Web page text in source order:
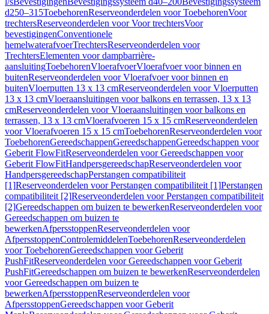
d250–315ToebehorenReserveonderdelen voor ToebehorenVoor
trechtersReserveonderdelen voor Voor trechtersVoor
bevestigingenConventionele
hemelwaterafvoerTrechtersReserveonderdelen voor
TrechtersElementen voor dampbarrière-
aansluitingToebehorenVloerafvoerVloerafvoer voor binnen en
buitenReserveonderdelen voor Vloerafvoer voor binnen en
buitenVloerputten 13 x 13 cmReserveonderdelen voor Vloerputten
13 x 13 cmVloeraansluitingen voor balkons en terrassen, 13 x 13
cmReserveonderdelen voor Vloeraansluitingen voor balkons en
terrassen, 13 x 13 cmVloerafvoeren 15 x 15 cmReserveonderdelen
voor Vloerafvoeren 15 x 15 cmToebehorenReserveonderdelen voor
ToebehorenGereedschappenGereedschappenGereedschappen voor
Geberit FlowFitReserveonderdelen voor Gereedschappen voor
Geberit FlowFitHandpersgereedschapReserveonderdelen voor
HandpersgereedschapPerstangen compatibiliteit
[1]Reserveonderdelen voor Perstangen compatibiliteit [1]Perstangen
compatibiliteit [2]Reserveonderdelen voor Perstangen compatibiliteit
[2]Gereedschappen om buizen te bewerkenReserveonderdelen voor
Gereedschappen om buizen te
bewerkenAfpersstoppenReserveonderdelen voor
AfpersstoppenControlemiddelenToebehorenReserveonderdelen
voor ToebehorenGereedschappen voor Geberit
PushFitReserveonderdelen voor Gereedschappen voor Geberit
PushFitGereedschappen om buizen te bewerkenReserveonderdelen
voor Gereedschappen om buizen te
bewerkenAfpersstoppenReserveonderdelen voor
AfpersstoppenGereedschappen voor Geberit